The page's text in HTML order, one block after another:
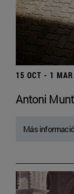
15 OCT - 1 MAR
Antoni
Más